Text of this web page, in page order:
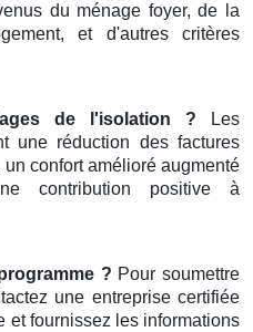
du ménage foyer, de la
et d'autres critères
de l'isolation ? Les
une réduction des factures
confort amélioré augmenté
contribution positive à
? Pour soumettre
une entreprise certifiée
et fournissez les informations